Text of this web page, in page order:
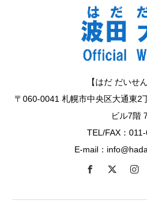
【はだ だいせ
〒060-0041 札幌市中央区大通東2
ビル7階
TEL/FAX：
E-mail：